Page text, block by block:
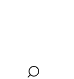
Siirry